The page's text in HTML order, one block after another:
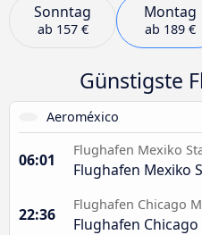
Sonntag
ab 157 €
Montag
ab 189 €
Günstigste
Aeroméxico
06:01
Flughafen Mexiko
Flughafen Mexiko
22:36
Flughafen Chicago
Flughafen